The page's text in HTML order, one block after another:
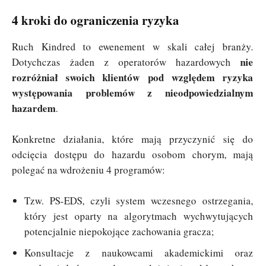
4 kroki do ograniczenia ryzyka
Ruch Kindred to ewenement w skali całej branży.
Dotychczas żaden z operatorów hazardowych nie
rozróżniał swoich klientów pod względem ryzyka
występowania problemów z nieodpowiedzialnym
hazardem.
Konkretne działania, które mają przyczynić się do
odcięcia dostępu do hazardu osobom chorym, mają
polegać na wdrożeniu 4 programów:
Tzw. PS-EDS, czyli system wczesnego ostrzegania,
który jest oparty na algorytmach wychwytujących
potencjalnie niepokojące zachowania gracza;
Konsultacje z naukowcami akademickimi oraz